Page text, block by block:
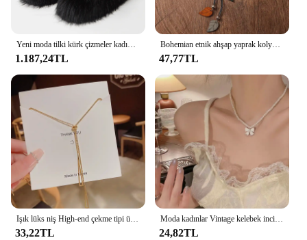
Yeni moda tilki kürk çizmeler kadın kabarık kürk kar botları kadın kış sıcak peluş Platform ayakkabılar kürklü Faux kürk Bottes lüks çizmeler
1.187,24TL
Bohemian etnik ahşap yaprak kolye kolye Vintage el yapımı Retro bildirimi kolye kadınlar için günlük giyim moda takı
47,77TL
33,22TL
Moda kadınlar Vintage kelebek inci kolye kadın kolye yaka zincir Neckchain parti aksesuarları
24,82TL